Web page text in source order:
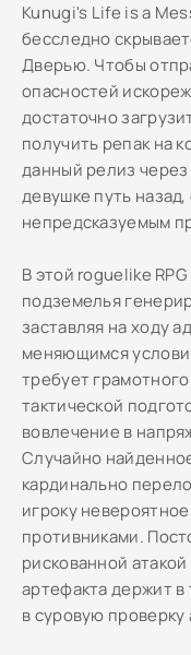
Kunugi's Life is a
бесследно
Дверью. Чтобы
опасностей
достаточно
получить репак на
данный релиз
девушке путь
непредсказуемым
В этой roguelike
подземелья
заставляя на ходу
меняющимся
требует
тактической
вовлечение в
Случайно
кардинально
игроку
противниками.
рискованной
артефакта держит
в суровую